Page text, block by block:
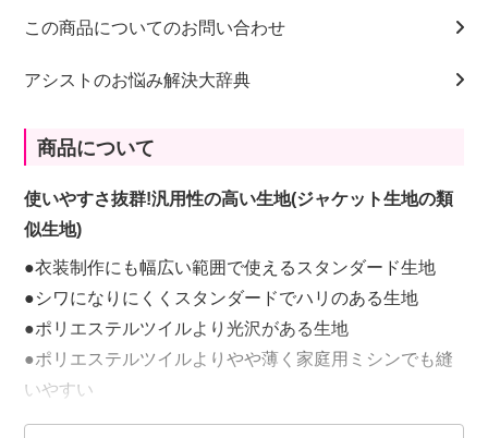
この商品についてのお問い合わせ
アシストのお悩み解決大辞典
商品について
使いやすさ抜群!汎用性の高い生地(ジャケット生地の類
似生地)
●衣装制作にも幅広い範囲で使えるスタンダード生地
●シワになりにくくスタンダードでハリのある生地
●ポリエステルツイルより光沢がある生地
●ポリエステルツイルよりやや薄く家庭用ミシンでも縫
いやすい
●全80カラー